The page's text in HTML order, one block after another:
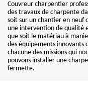
Couvreur charpentier
des travaux de charpente
soit sur un chantier en neuf
une intervention de qualité
que soit le matériau à
des équipements innovants
chacune des missions qui
pouvons installer une
fermette.